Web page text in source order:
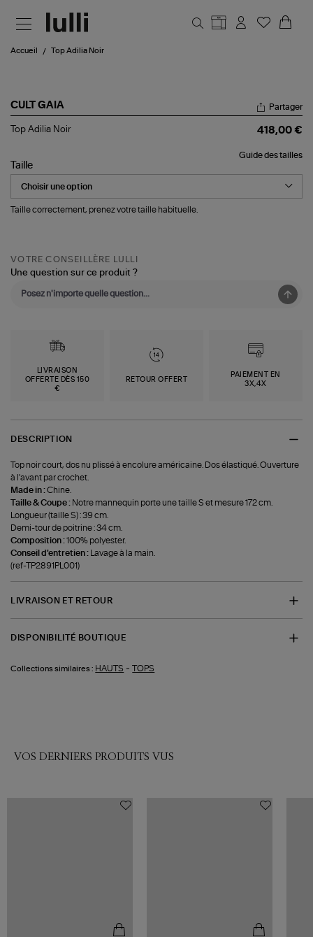
Accueil Top Adilia Noir
CULT GAIA
Top
Partager
Top Adilia Noir 418,00 €
Guide des tailles
Taille
Taille correctement, prenez votre taille habituelle.
VOTRE CONSEILLÈRE LULLI
Une question sur ce produit ?
LIVRAISON
OFFERTE DÈS 150
€
RETOUR OFFERT
PAIEMENT EN
3X,4X
DESCRIPTION
Top noir court, dos nu plissé à encolure américaine. Dos élastiqué. Ouverture
à l'avant par crochet.
Made in :Chine.
Taille & Coupe : Notre mannequin porte une taille S et mesure 172 cm.
Longueur (taille S) : 39 cm.
Demi-tour de poitrine : 34 cm.
Composition :100% polyester.
Conseil d'entretien :
Lavage à la main.
(ref-TP2891PL001)
LIVRAISON ET RETOUR
DISPONIBILITÉ BOUTIQUE
Collections similaires : HAUTS -TOPS
VOS DERNIERS PRODUITS VUS